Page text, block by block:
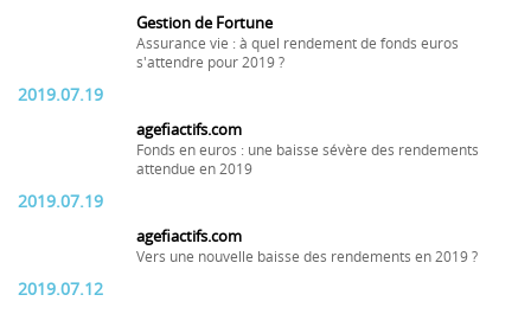
Gestion de Fortune
Assurance vie : à quel rendement de fonds euros
s'attendre pour 2019 ?
2019.07.19
agefiactifs.com
Fonds en euros : une baisse sévère des rendements
attendue en 2019
2019.07.19
agefiactifs.com
Vers une nouvelle baisse des rendements en 2019 ?
2019.07.12